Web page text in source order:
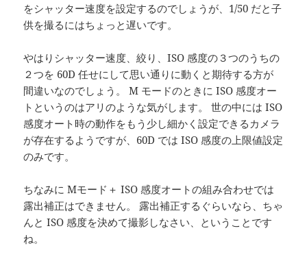
をシャッター速度を設定するのでしょうが、1/50 だと子
供を撮るにはちょっと遅いです。
やはりシャッター速度、絞り、ISO 感度の３つのうちの
２つを 60D 任せにして思い通りに動くと期待する方が
間違いなのでしょう。 M モードのときに ISO 感度オー
トというのはアリのような気がします。 世の中には ISO
感度オート時の動作をもう少し細かく設定できるカメラ
が存在するようですが、60D では ISO 感度の上限値設定
のみです。
ちなみに Mモード＋ ISO 感度オートの組み合わせでは
露出補正はできません。 露出補正するぐらいなら、ちゃ
んと ISO 感度を決めて撮影しなさい、ということです
ね。